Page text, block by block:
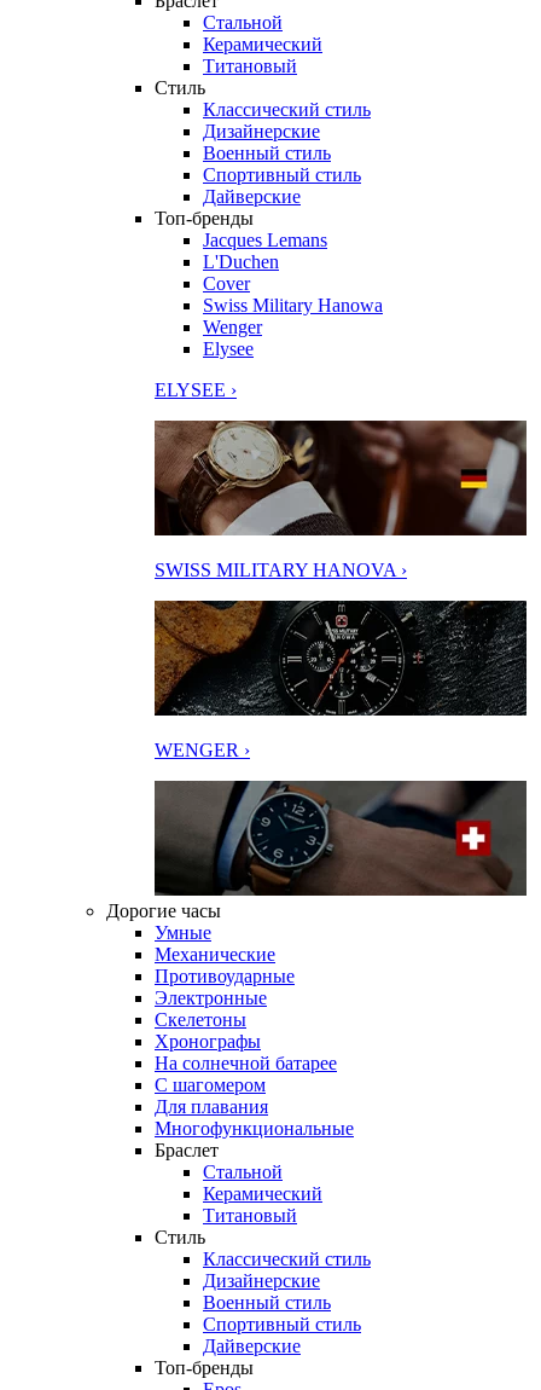
Стальной
Керамический
Титановый
Стиль
Классический стиль
Дизайнерские
Военный стиль
Спортивный стиль
Дайверские
Топ-бренды
Jacques Lemans
L'Duchen
Cover
Swiss Military Hanowa
Wenger
Elysee
ELYSEE ›
SWISS MILITARY HANOVA ›
WENGER ›
Дорогие часы
Умные
Механические
Противоударные
Электронные
Скелетоны
Хронографы
На солнечной батарее
С шагомером
Для плавания
Многофункциональные
Браслет
Стальной
Керамический
Титановый
Стиль
Классический стиль
Дизайнерские
Военный стиль
Спортивный стиль
Дайверские
Топ-бренды